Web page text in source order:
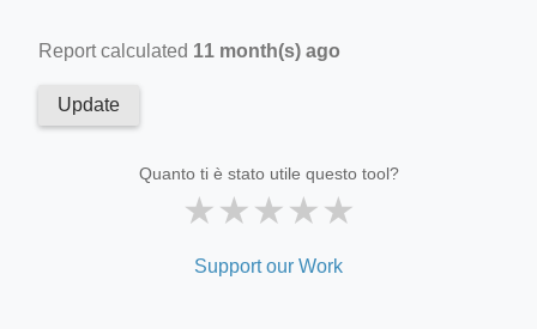
Report calculated 11 month(s) ago
Update
Quanto ti è stato utile questo tool?
★★★★★
Support our Work